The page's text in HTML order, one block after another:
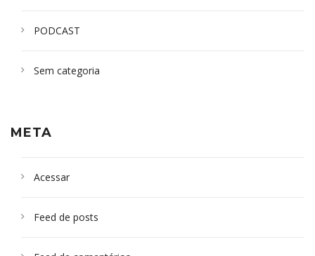
PODCAST
Sem categoria
META
Acessar
Feed de posts